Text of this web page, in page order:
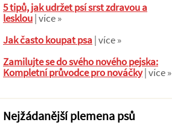
5 tipů, jak udržet psí srst zdravou a
lesklou| více »
Jak často koupat psa| více »
Zamilujte se do svého nového pejska:
Kompletní průvodce pro nováčky| více »
Nejžádanější plemena psů